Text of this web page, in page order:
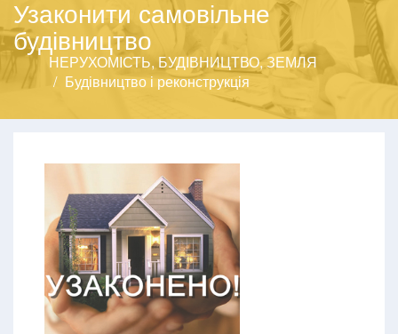
Узаконити самовільне
будівництво
НЕРУХОМІСТЬ, БУДІВНИЦТВО, ЗЕМЛЯ
Будівництво і реконструкція